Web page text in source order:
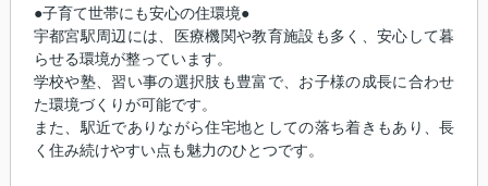
●子育て世帯にも安心の住環境●
宇都宮駅周辺には、医療機関や教育施設も多く、安心して暮
らせる環境が整っています。
学校や塾、習い事の選択肢も豊富で、お子様の成長に合わせ
た環境づくりが可能です。
また、駅近でありながら住宅地としての落ち着きもあり、長
く住み続けやすい点も魅力のひとつです。